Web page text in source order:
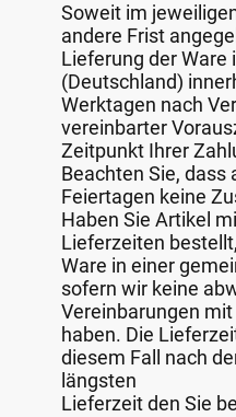
Soweit im
andere Frist
Lieferung der Ware
(Deutschland)
Werktagen nach
vereinbarter
Zeitpunkt Ihrer
Beachten Sie, dass
Feiertagen keine
Haben Sie Artikel
Lieferzeiten
Ware in einer
sofern wir keine
Vereinbarungen
haben. Die
diesem Fall nach
längsten
Lieferzeit den Sie